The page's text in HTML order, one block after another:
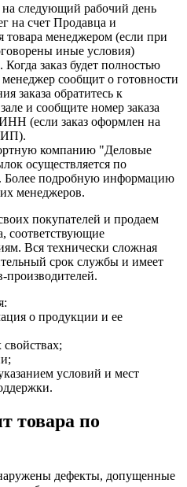
на следующий рабочий день
на счет Продавца и
товара менеджером (если при
иные условия)
заказ будет полностью
сообщит о готовности
заказа обратитесь к
и сообщите номер заказа
(если заказ оформлен на
ИП).
компанию "Деловые
осуществляется по
Более подробную информацию
менеджеров.
покупателей и продаем
соответствующие
Вся технически сложная
срок службы и имеет
производителей.
о продукции и ее
свойствах;
условий и мест
товара по
дефекты, допущенные